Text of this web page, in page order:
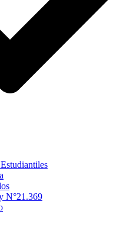
N°21.369